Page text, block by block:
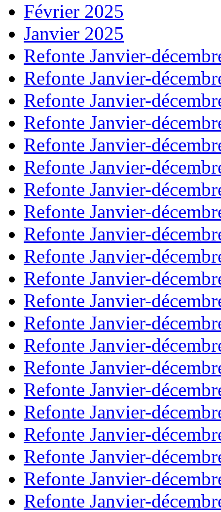
Février 2025
Janvier 2025
Refonte Janvier-
Refonte Janvier-
Refonte Janvier-
Refonte Janvier-
Refonte Janvier-
Refonte Janvier-
Refonte Janvier-
Refonte Janvier-
Refonte Janvier-
Refonte Janvier-
Refonte Janvier-
Refonte Janvier-
Refonte Janvier-
Refonte Janvier-
Refonte Janvier-
Refonte Janvier-
Refonte Janvier-
Refonte Janvier-
Refonte Janvier-
Refonte Janvier-
Refonte Janvier-